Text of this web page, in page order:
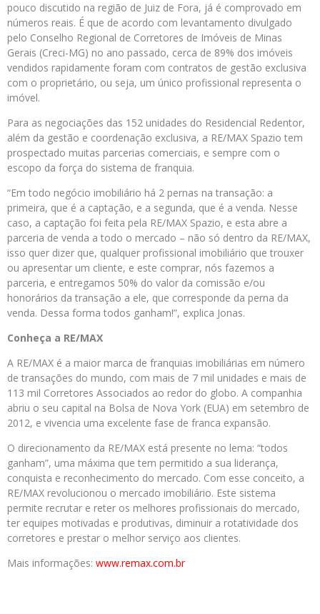
pouco discutido na região de Juiz de Fora, já é comprovado em
números reais. É que de acordo com levantamento divulgado
pelo Conselho Regional de Corretores de Imóveis de Minas
Gerais (Creci-MG) no ano passado, cerca de 89% dos imóveis
vendidos rapidamente foram com contratos de gestão exclusiva
com o proprietário, ou seja, um único profissional representa o
imóvel.
Para as negociações das 152 unidades do Residencial Redentor,
além da gestão e coordenação exclusiva, a RE/MAX Spazio tem
prospectado muitas parcerias comerciais, e sempre com o
escopo da força do sistema de franquia.
“Em todo negócio imobiliário há 2 pernas na transação: a
primeira, que é a captação, e a segunda, que é a venda. Nesse
caso, a captação foi feita pela RE/MAX Spazio, e esta abre a
parceria de venda a todo o mercado – não só dentro da RE/MAX,
isso quer dizer que, qualquer profissional imobiliário que trouxer
ou apresentar um cliente, e este comprar, nós fazemos a
parceria, e entregamos 50% do valor da comissão e/ou
honorários da transação a ele, que corresponde da perna da
venda. Dessa forma todos ganham!”, explica Jonas.
Conheça a RE/MAX
A RE/MAX é a maior marca de franquias imobiliárias em número
de transações do mundo, com mais de 7 mil unidades e mais de
113 mil Corretores Associados ao redor do globo. A companhia
abriu o seu capital na Bolsa de Nova York (EUA) em setembro de
2012, e vivencia uma excelente fase de franca expansão.
O direcionamento da RE/MAX está presente no lema: “todos
ganham”, uma máxima que tem permitido a sua liderança,
conquista e reconhecimento do mercado. Com esse conceito, a
RE/MAX revolucionou o mercado imobiliário. Este sistema
permite recrutar e reter os melhores profissionais do mercado,
ter equipes motivadas e produtivas, diminuir a rotatividade dos
corretores e prestar o melhor serviço aos clientes.
Mais informações: www.remax.com.br